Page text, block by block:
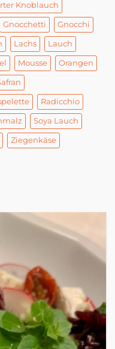
Knoblauch
Gnocchetti Gnocchi
Lachs Lauch
Mousse Orangen
Radicchio
Soya Lauch
Ziegenkäse